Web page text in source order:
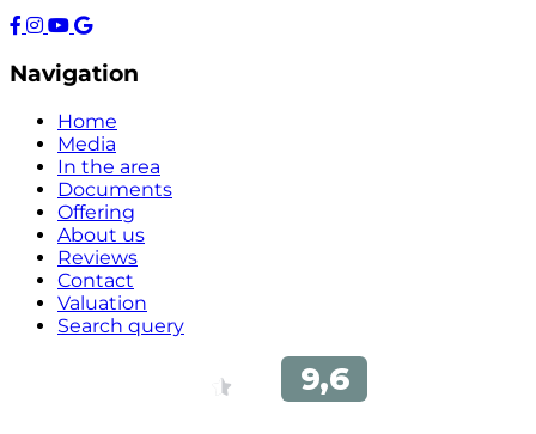
Navigation
Home
Media
In the area
Documents
Offering
About us
Reviews
Contact
Valuation
Search query